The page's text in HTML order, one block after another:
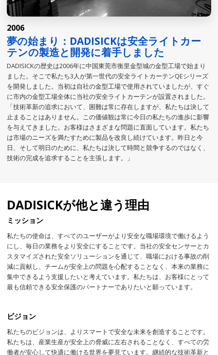
2006
夢の始まり：DADISICKは安全ライトカー
テンの製造と開発に着手しました
DADISICKの歴史は2006年に中国東莞市衡里金型城の金型工場で始まり
ました。そこで私たち3人が第一世代の安全ライトカーテンQEシリーズ
を開発しました。当初は自社の金型工場で使用されていましたが、すぐ
に市内の金型工場全体に当社の安全ライトカーテンが設置されました。
「技術革新の追求において、困難は常に存在しますが、私たちは決して
止まることはありません。この価値観は常に今日の私たちの進歩に影響
を与えてきました。お客様はさまざまな問題に直面しています。私たち
は市場のニーズを満たすために製品を改良し続けています。昨日と今
日、そして明日のために、私たちは決して時間と競争するのではなく、
技術の完成を追求することを主張します。」
DADISICKが他と違う理由
ミッション
私たちの使命は、すべてのユーザーがより安全な職場環境で働けるよう
にし、毎日の業務をより安全にすることです。当社の安全センサーとカ
スタマイズされた安全ソリューションを通じて、職場における事故の削
減に貢献し、チームが安全上の問題を心配することなく、本来の業務に
集中できるよう支援したいと考えています。私たちは、お客様にとって
最も信頼できる安全保護のパートナーでありたいと願っています。
ビジョン
私たちのビジョンは、よりスマートで安全な未来を創造することです。
私たちは、産業生産が安全上の脅威に左右されることなく、すべての労
働者が安心して快適に働ける世界を夢見ています。継続的な技術革新と